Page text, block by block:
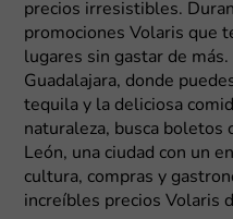
precios irresistibles.
promociones Volaris que
lugares sin gastar de
Guadalajara, donde
tequila y la deliciosa
naturaleza, busca boletos
León, una ciudad con un
cultura, compras y
increíbles precios Volaris